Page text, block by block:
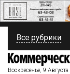
ПОЛИТИКА
ФИНАНСЫ
Все рубрики
Воскресенье, 9 Августа